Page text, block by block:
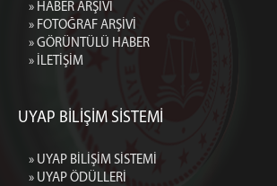
» HABER ARŞİVİ
» FOTOĞRAF ARŞİVİ
» GÖRÜNTÜLÜ HABER
» İLETİŞİM
UYAP BİLİŞİM SİSTEMİ
» UYAP BİLİŞİM SİSTEMİ
» UYAP ÖDÜLLERİ